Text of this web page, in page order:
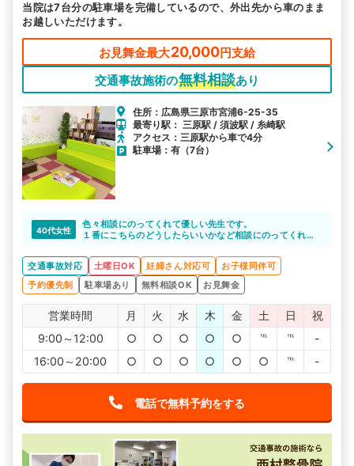
当院は7台分の駐車場を完備しているので、外出先から車のまま
お越しいただけます。
お見舞金最大20,000円支給
交通事故施術の無料相談あり
住所：広島県三原市宮浦6-25-35
最寄り駅： 三原駅 / 須波駅 / 糸崎駅
アクセス：三原駅から車で4分
駐車場：有（7台）
40代女性
色々相談にのってくれて優しい先生です。
１番にこちらのどうしたらいいかなど相談にのってくれた
交通事故対応
土曜日OK 妊婦さん対応可
お子様同伴可
予約優先制
駐車場あり 無料相談OK お見舞金
営業時間 月 火 水 木 金 土 日
祝
9:00～12:00
○ ○ ○ ○ ○ ℡ ℡
-
16:00～20:00
○ ○ ○ ○ ○ ○ ℡ -
電話で無料予約をする